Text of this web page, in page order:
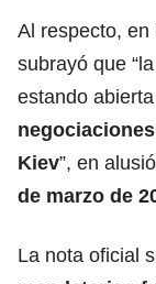
Al respecto, en
subrayó que
estando
Kiev”, en
de marzo de
La nota oficial